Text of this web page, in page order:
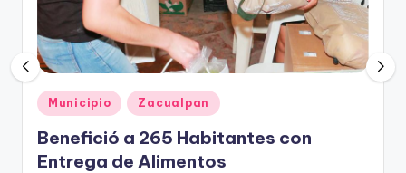
r
el
o
s
Publicado
en
Municipio Zacualpan
Benefició a 265 Habitantes con
Entrega de Alimentos